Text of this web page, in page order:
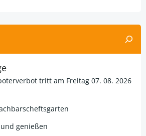
tritt am Freitag 07. 08. 2026
genießen